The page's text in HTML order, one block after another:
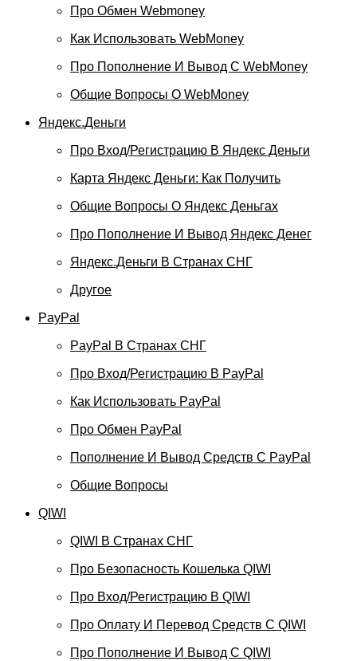
Про Обмен Webmoney
Как Использовать WebMoney
Про Пополнение И Вывод С WebMoney
Общие Вопросы О WebMoney
Яндекс.Деньги
Про Вход/регистрацию В Яндекс Деньги
Карта Яндекс Деньги: Как Получить
Общие Вопросы О Яндекс Деньгах
Про Пополнение И Вывод Яндекс Денег
Яндекс.Деньги В Странах СНГ
Другое
PayPal
PayPal В Странах СНГ
Про Вход/регистрацию В PayPal
Как Использовать PayPal
Про Обмен PayPal
Пополнение И Вывод Средств С PayPal
Общие Вопросы
QIWI
QIWI В Странах СНГ
Про Безопасность Кошелька QIWI
Про Вход/регистрацию В QIWI
Про Оплату И Перевод Средств C QIWI
Про Пополнение И Вывод С QIWI